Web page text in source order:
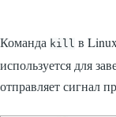
Команда kill в
используется для
отправляет сигнал